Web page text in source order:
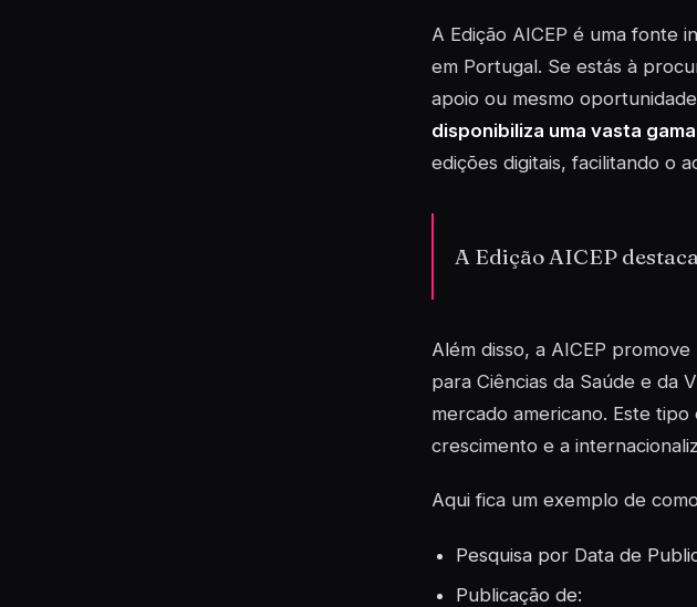
A Edição AICEP é uma fonte
em Portugal. Se estás à
apoio ou mesmo
disponibiliza uma vasta
edições digitais, facilitando o
A Edição AICEP
Além disso, a AICEP
para Ciências da Saúde e da
mercado americano. Este
crescimento e a
Aqui fica um exemplo de
Pesquisa por Data de
Publicação de: